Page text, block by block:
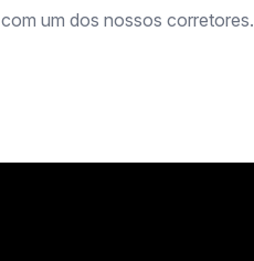
um dos nossos corretores.